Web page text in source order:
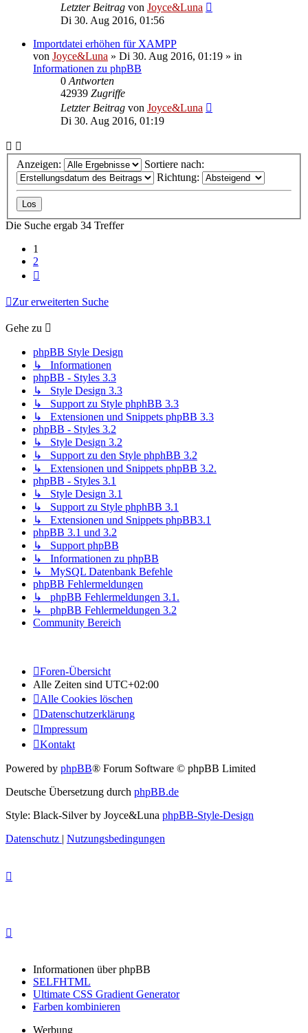
Letzter Beitrag von Joyce&Luna
Di 30. Aug 2016, 01:56
Importdatei erhöhen für XAMPP
von Joyce&Luna » Di 30. Aug 2016, 01:19 » in
Informationen zu phpBB
0 Antworten
42939 Zugriffe
Letzter Beitrag von Joyce&Luna
Di 30. Aug 2016, 01:19
Anzeigen:
Sortiere nach:
Richtung:
Die Suche ergab 34 Treffer
1
2
Zur erweiterten Suche
Gehe zu
phpBB Style Design
↳ Informationen
phpBB - Styles 3.3
↳ Style Design 3.3
↳ Support zu Style phphBB 3.3
↳ Extensionen und Snippets phpBB 3.3
phpBB - Styles 3.2
↳ Style Design 3.2
↳ Support zu den Style phphBB 3.2
↳ Extensionen und Snippets phpBB 3.2.
phpBB - Styles 3.1
↳ Style Design 3.1
↳ Support zu Style phphBB 3.1
↳ Extensionen und Snippets phpBB3.1
phpBB 3.1 und 3.2
↳ Support phpBB
↳ Informationen zu phpBB
↳ MySQL Datenbank Befehle
phpBB Fehlermeldungen
↳ phpBB Fehlermeldungen 3.1.
↳ phpBB Fehlermeldungen 3.2
Community Bereich
Foren-Übersicht
Alle Zeiten sind UTC+02:00
Alle Cookies löschen
Datenschutzerklärung
Impressum
Kontakt
Powered by phpBB® Forum Software © phpBB Limited
Deutsche Übersetzung durch phpBB.de
Style: Black-Silver by Joyce&Luna phpBB-Style-Design
Datenschutz | Nutzungsbedingungen
Informationen über phpBB
SELFHTML
Ultimate CSS Gradient Generator
Farben kombinieren
Werbung